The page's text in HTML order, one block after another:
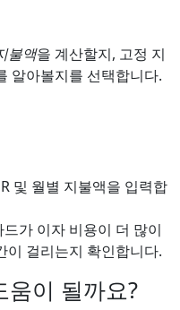
불액을 계산할지, 고정 지
알아볼지를 선택합니다.
및 월별 지불액을 입력합
가 이자 비용이 더 많이
이 걸리는지 확인합니다.
움이 될까요?